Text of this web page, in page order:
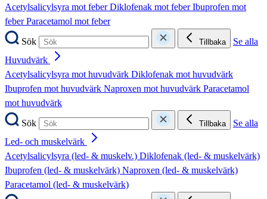
Acetylsalicylsyra mot feberDiklofenak mot feberIbuprofen mot
feberParacetamol mot feber
Sök
Tillbaka
Se alla
Huvudvärk
Acetylsalicylsyra mot huvudvärk Diklofenak mot huvudvärk
Ibuprofen mot huvudvärk Naproxen mot huvudvärk Paracetamol
mot huvudvärk
Sök
Tillbaka
Se alla
Led- och muskelvärk
Acetylsalicylsyra (led- & muskelv.) Diklofenak (led- & muskelvärk)
Ibuprofen (led- & muskelvärk) Naproxen (led- & muskelvärk)
Paracetamol (led- & muskelvärk)